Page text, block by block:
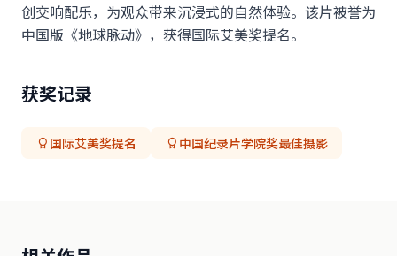
创交响配乐，为观众带来沉浸式的自然体验。该片被誉为
中国版《地球脉动》，获得国际艾美奖提名。
获奖记录
国际艾美奖提名 中国纪录片学院奖最佳摄影